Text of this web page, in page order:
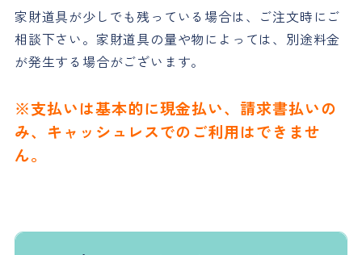
家財道具が少しでも残っている場合は、ご注文時にご
相談下さい。家財道具の量や物によっては、別途料金
が発生する場合がございます。
※支払いは基本的に現金払い、請求書払いの
み、キャッシュレスでのご利用はできませ
ん。